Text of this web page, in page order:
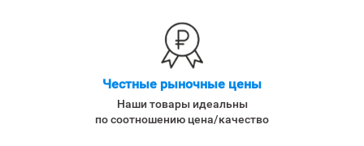
Честные рыночные цены
Наши товары идеальны
по соотношению цена/качество